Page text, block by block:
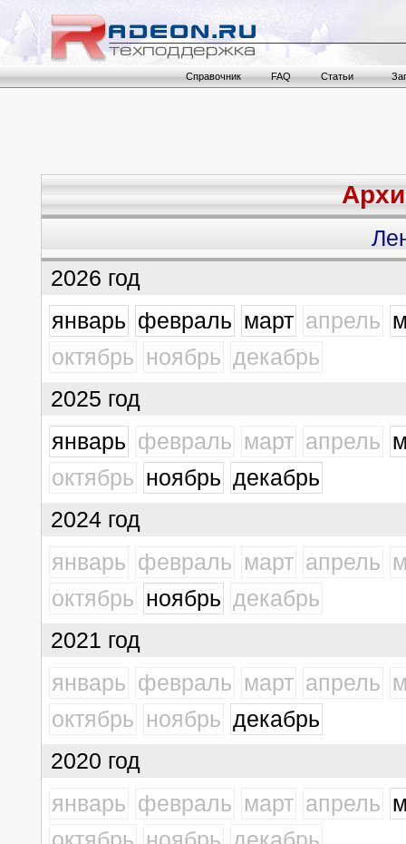
Справочник FAQ Статьи
2026 год
январь февраль март апрель
октябрь ноябрь декабрь
2025 год
январь февраль март апрель
октябрь ноябрь декабрь
2024 год
январь февраль март апрель
октябрь ноябрь декабрь
2021 год
январь февраль март апрель
октябрь ноябрь декабрь
2020 год
январь февраль март апрель